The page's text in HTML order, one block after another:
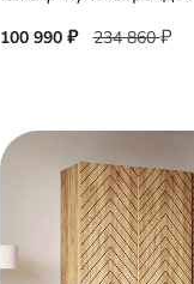
100 990 234 860